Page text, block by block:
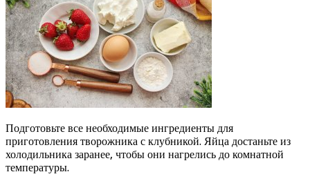
Подготовьте все необходимые ингредиенты для
приготовления творожника с клубникой. Яйца достаньте из
холодильника заранее, чтобы они нагрелись до комнатной
температуры.